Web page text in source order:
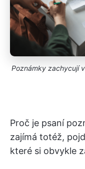
Poznámky zachycují
Proč je psaní
zajímá totéž,
které si obvykle